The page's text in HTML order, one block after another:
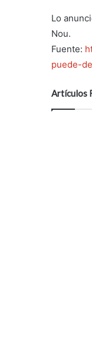
Lo
Nou.
Fuente:
puede-
Artículos